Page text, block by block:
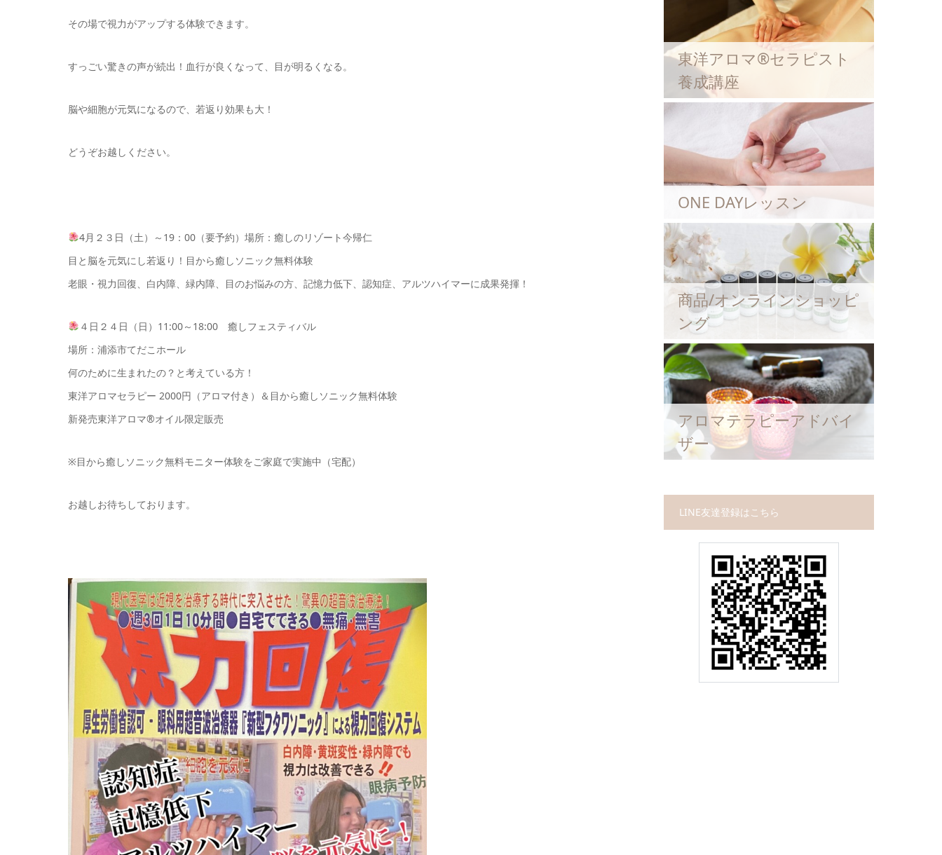
その場で視力がアップする体験できます。
すっごい驚きの声が続出！血行が良くなって、目が明るくなる。
脳や細胞が元気になるので、若返り効果も大！
どうぞお越しください。
4月２３日（土）～19：00（要予約）場所：癒しのリゾート今帰仁
目と脳を元気にし若返り！目から癒しソニック無料体験
老眼・視力回復、白内障、緑内障、目のお悩みの方、記憶力低下、認知症、アルツハイマーに成果発揮！
４日２４日（日）11:00～18:00 癒しフェスティバル
場所：浦添市てだこホール
何のために生まれたの？と考えている方！
東洋アロマセラピー 2000円（アロマ付き）＆目から癒しソニック無料体験
新発売東洋アロマ®オイル限定販売
※目から癒しソニック無料モニター体験をご家庭で実施中（宅配）
お越しお待ちしております。
東洋アロマ®セラピスト
養成講座
ONE DAYレッスン
商品/オンラインショッピ
ング
アロマテラピーアドバイ
ザー
LINE友達登録はこちら